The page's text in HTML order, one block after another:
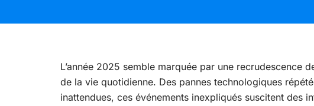
L’année 2025 semble marquée par une recrudescence
de la vie quotidienne. Des pannes technologiques
inattendues, ces événements inexpliqués suscitent des